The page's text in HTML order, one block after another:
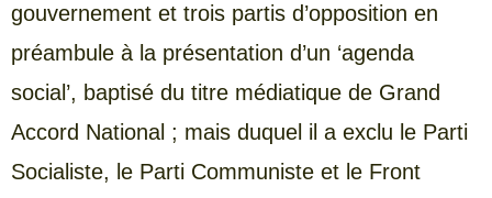
gouvernement et trois partis d’opposition en
préambule à la présentation d’un ‘agenda
social’, baptisé du titre médiatique de Grand
Accord National ; mais duquel il a exclu le Parti
Socialiste, le Parti Communiste et le Front